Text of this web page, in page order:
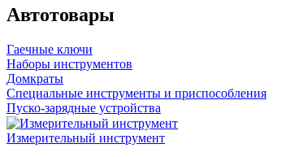
Автотовары
Гаечные ключи
Наборы инструментов
Домкраты
Специальные инструменты и приспособления
Пуско-зарядные устройства
Измерительный инструмент